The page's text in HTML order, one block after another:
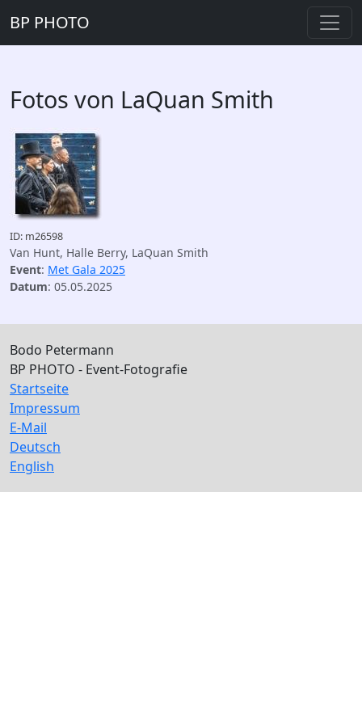
BP PHOTO
Fotos von LaQuan Smith
ID: m26598
Van Hunt, Halle Berry, LaQuan Smith
Event: Met Gala 2025
Datum: 05.05.2025
Bodo Petermann
BP PHOTO - Event-Fotografie
Startseite
Impressum
E-Mail
Deutsch
English